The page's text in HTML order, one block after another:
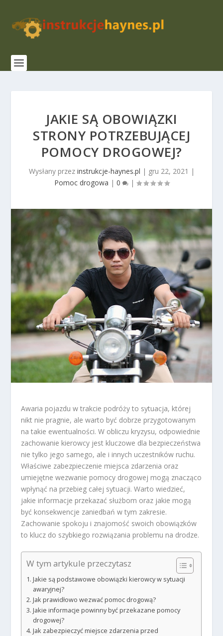
JAKIE SĄ OBOWIĄZKI
STRONY POTRZEBUJĄCEJ
POMOCY DROGOWEJ?
Wysłany przez instrukcje-haynes.pl | gru 22, 2021 |
Pomoc drogowa | 0 |
Awaria pojazdu w trakcie podróży to sytuacja, której
nikt nie pragnie, ale warto być dobrze przygotowanym
na takie ewentualności. W obliczu kryzysu, odpowiednie
zachowanie kierowcy jest kluczowe dla bezpieczeństwa
nie tylko jego samego, ale i innych uczestników ruchu.
Właściwe zabezpieczenie miejsca zdarzenia oraz
umiejętne wezwanie pomocy drogowej mogą znacząco
wpłynąć na przebieg całej sytuacji. Warto wiedzieć,
jakie informacje przekazać służbom oraz jakie mogą
być konsekwencje zaniedbań w tym zakresie.
Zachowanie spokoju i znajomość swoich obowiązków
to klucz do szybkiego rozwiązania problemu na drodze.
W tym artykule przeczytasz
Jakie są podstawowe obowiązki kierowcy w sytuacji
awaryjnej?
Jak prawidłowo wezwać pomoc drogową?
Jakie informacje powinny być przekazane pomocy
drogowej?
Jak zabezpieczyć miejsce zdarzenia przed